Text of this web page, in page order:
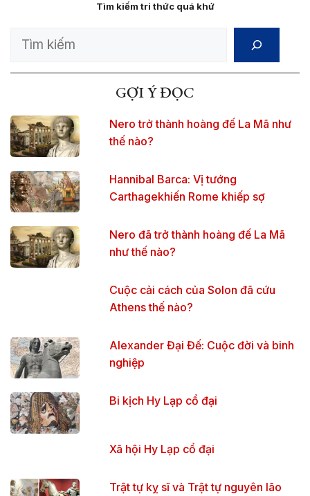
Tìm kiếm tri thức quá khứ
Search
GỢI Ý ĐỌC
Nero trở thành hoàng đế La Mã như
thế nào?
Hannibal Barca: Vị tướng
Carthagekhiến Rome khiếp sợ
Nero đã trở thành hoàng đế La Mã
như thế nào?
Cuộc cải cách của Solon đã cứu
Athens thế nào?
Alexander Đại Đế: Cuộc đời và binh
nghiệp
Bi kịch Hy Lạp cổ đại
Xã hội Hy Lạp cổ đại
Trật tự kỵ sĩ và Trật tự nguyên lão